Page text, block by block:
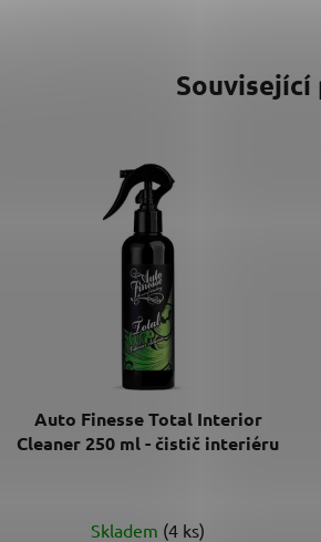
Auto Finesse Total Interior
Cleaner 250 ml - čistič interiéru
Skladem (4 ks)